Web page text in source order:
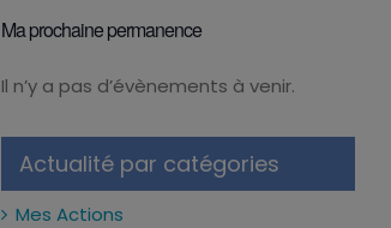
Ma prochaine permanence
Notice
Il n’y a pas d’évènements à venir.
Actualité par catégories
Mes Actions